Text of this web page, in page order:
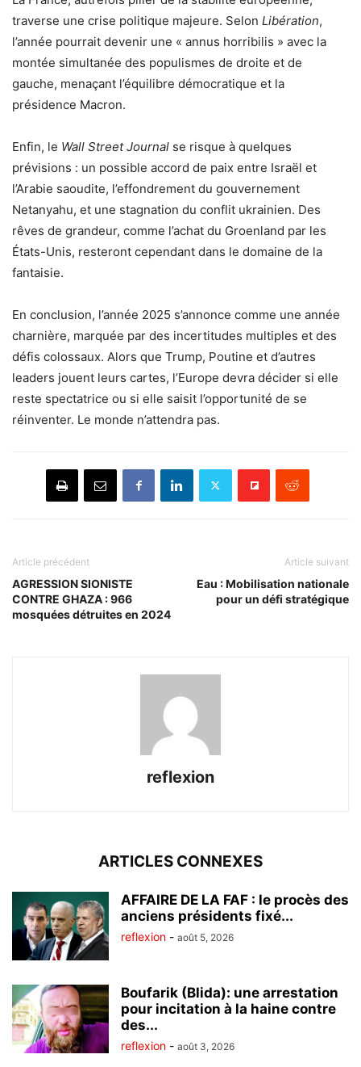
traverse une crise politique majeure. Selon Libération,
l’année pourrait devenir une « annus horribilis » avec la
montée simultanée des populismes de droite et de
gauche, menaçant l’équilibre démocratique et la
présidence Macron.
Enfin, le Wall Street Journal se risque à quelques
prévisions : un possible accord de paix entre Israël et
l’Arabie saoudite, l’effondrement du gouvernement
Netanyahu, et une stagnation du conflit ukrainien. Des
rêves de grandeur, comme l’achat du Groenland par les
États-Unis, resteront cependant dans le domaine de la
fantaisie.
En conclusion, l’année 2025 s’annonce comme une année
charnière, marquée par des incertitudes multiples et des
défis colossaux. Alors que Trump, Poutine et d’autres
leaders jouent leurs cartes, l’Europe devra décider si elle
reste spectatrice ou si elle saisit l’opportunité de se
réinventer. Le monde n’attendra pas.
Article précédent
AGRESSION SIONISTE
CONTRE GHAZA : 966
mosquées détruites en 2024
Article suivant
Eau : Mobilisation nationale
pour un défi stratégique
reflexion
ARTICLES CONNEXES
AFFAIRE DE LA FAF : le procès des
anciens présidents fixé...
reflexion - août 5, 2026
Boufarik (Blida): une arrestation
pour incitation à la haine contre
des...
reflexion - août 3, 2026